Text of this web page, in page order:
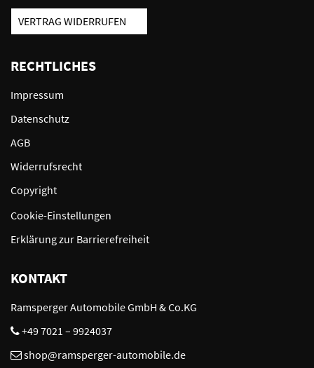
VERTRAG WIDERRUFEN
RECHTLICHES
Impressum
Datenschutz
AGB
Widerrufsrecht
Copyright
Cookie-Einstellungen
Erklärung zur Barrierefreiheit
KONTAKT
Ramsperger Automobile GmbH & Co.KG
+49 7021 – 9924037
shop@ramsperger-automobile.de